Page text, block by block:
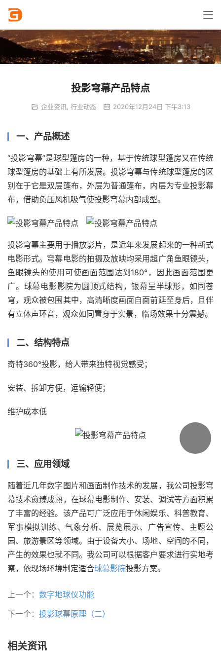
投影穹幕产品特点
企业资讯 行业动态 2020年12月24日 下午3:13
一、产品概述
“投影穹幕”是球型篷房的一种，基于传统球型篷房又在传统
球型篷房的基础上有所发展。投影穹幕与传统球型篷房的区
别在于它是双层篷布，外层为普通篷布，内层为专业投影幕
布，借助负压风机吸气使投影穹幕内部成型。
投影穹幕主要用于播放影片，是近年来发展起来的一种新式
电影形式。穹幕电影的拍摄及放映均采用超广角鱼眼镜头，
鱼眼镜头的使用可使画面范围达到180°，因此画面范围更
广。球幕电影影院为圆顶式结构，银幕呈半球形，如同苍
穹，观众被包围其中，高清晰度画面自面前延至身后，且伴
有立体声环音，观众如同置身于实景，临场效果十分震撼。
二、结构特点
奇特360°投影，给人带来独特视觉感受；
安装、拆卸方便，运输轻便；
维护成本低
三、应用领域
随着近几年数字图片和画面制作技术的发展，我公司投影穹
幕技术愈臻成熟，在球幕电影制作、安装、调试等方面积累
了丰富的经验。该产品可广泛应用于休闲娱乐、科普教育、
军事模拟训练、气象分析、展览展示、广告宣传、主题公
园、旅游景区等领域。由于设备大小、场地、空间的不同，
产生的效果也就不同。我公司可以根据客户要求进行实地考
察，依现场环境制定适合球幕影院投影方案。
上一个： 数字地球仪功能
下一个： 投影球幕原理（二）
相关资讯